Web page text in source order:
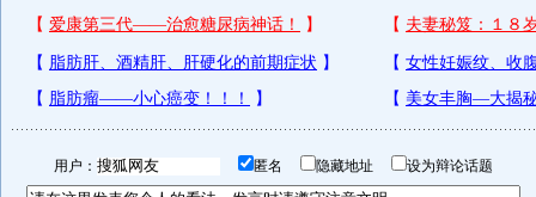
用户： 匿名 隐藏地址 设为辩论话题